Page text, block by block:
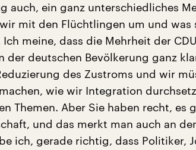
auch, ein ganz unterschiedliches
mit den Flüchtlingen um und
meine, dass die Mehrheit der
der deutschen Bevölkerung ganz
des Zustroms und wir
wie wir Integration
Themen. Aber Sie haben recht, es
und das merkt man auch an
ich, gerade richtig, dass Politiker,